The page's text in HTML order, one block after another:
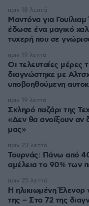
Μαντόνα για
έδωσε ένα μαγικό
τυχερή που σε
πριν 18 λεπτά
Οι τελευταίες μέρες
διαγνώστηκε με
υποβοηθούμενη
πριν 19 λεπτά
Σκληρό παζάρι της
«Δεν θα ανοίξουν αν
μας»
πριν 19 λεπτά
Τουρνάς: Πάνω από
αμέλεια το 90% των
πριν 23 λεπτά
Η ηλικιωμένη Έλενορ
της – Στα 72 της
πριν 25 λεπτά